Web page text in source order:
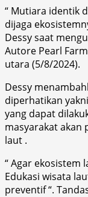
“ Mutiara identik
dijaga
Dessy saat
Autore Pearl
utara (5/8/2024).
Dessy
diperhatikan
yang dapat
masyarakat akan
laut .
“ Agar ekosistem
Edukasi wisata
preventif “.